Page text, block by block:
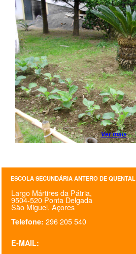
ESAQ sem Bullying
SASE
Clubes Escolares
Matrículas
FORmaESAQ
@parlamentodosjovens_esaq
@oficina.do.largo
@clube_robotica.esaq
ESCOLA
ALUNOS
Ver mais
ESCOLA SECUNDÁRIA ANTERO DE QUENTAL
Largo Mártires da Pátria,
9504-520 Ponta Delgada
São Miguel, Açores
Telefone: 296 205 540
E-MAIL: